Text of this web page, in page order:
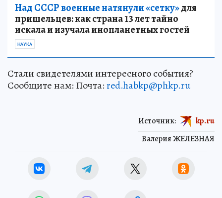
Над СССР военные натянули «сетку»для
пришельцев: как страна 13 лет тайно
искала и изучала инопланетных гостей
НАУКА
Стали свидетелями интересного события?
Сообщите нам: Почта:red.habkp@phkp.ru
Валерия ЖЕЛЕЗНАЯ
Источник: kp.ru